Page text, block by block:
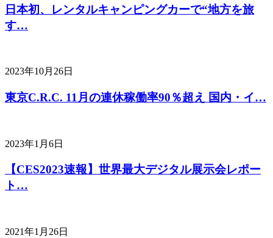
日本初、レンタルキャンピングカーで“地方を旅
す…
2023年10月26日
東京C.R.C. 11月の連休稼働率90％超え 国内・イ…
2023年1月6日
【CES2023速報】世界最大デジタル展示会レポー
ト…
2021年1月26日